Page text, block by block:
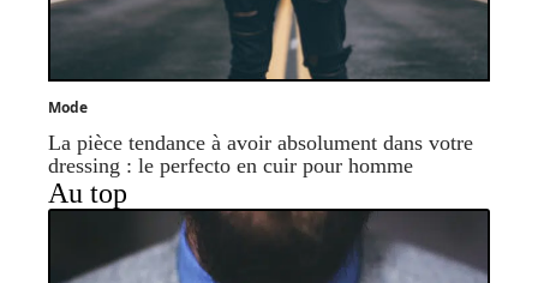
Mode
La pièce tendance à avoir absolument dans votre
dressing : le perfecto en cuir pour homme
Au top